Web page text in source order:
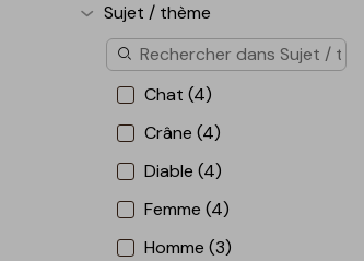
Afficher plus
Sujet / thème
Chat (4)
Crâne (4)
Diable (4)
Femme (4)
Homme (3)